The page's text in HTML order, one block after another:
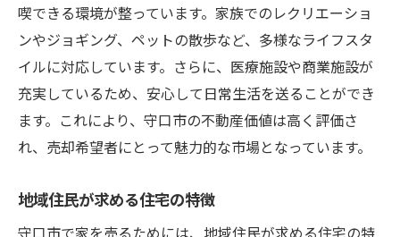
喫できる環境が整っています。家族でのレクリエーショ
ンやジョギング、ペットの散歩など、多様なライフスタ
イルに対応しています。さらに、医療施設や商業施設が
充実しているため、安心して日常生活を送ることができ
ます。これにより、守口市の不動産価値は高く評価さ
れ、売却希望者にとって魅力的な市場となっています。
地域住民が求める住宅の特徴
守口市で家を売るためには、地域住民が求める住宅の特